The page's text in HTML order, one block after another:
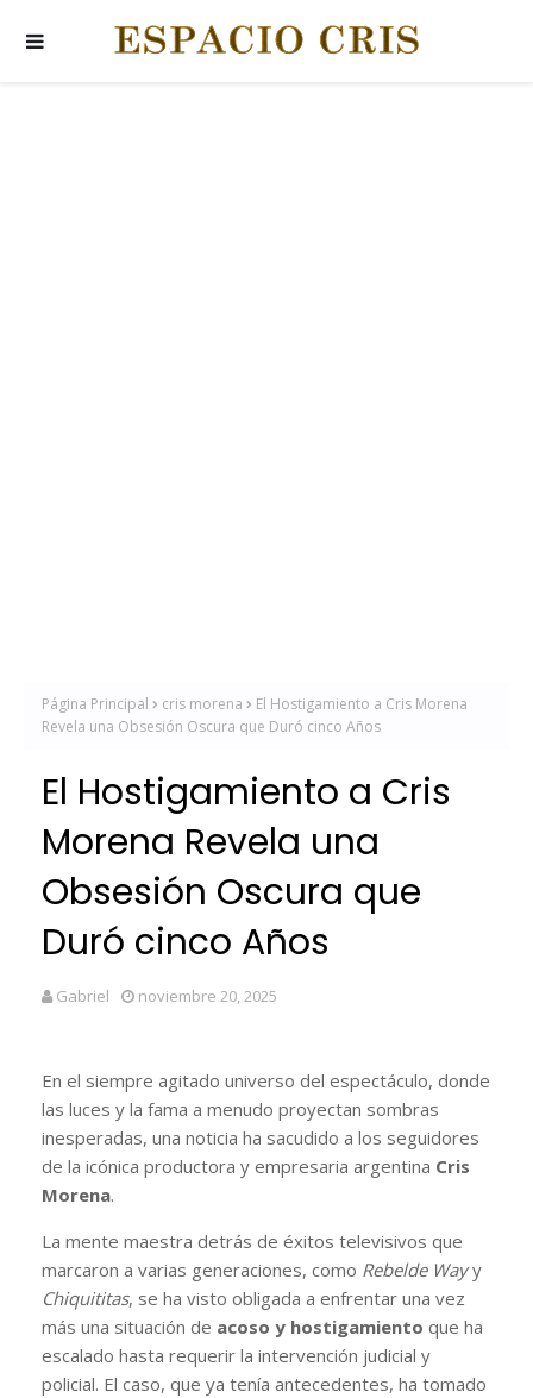
Página Principal cris morena
El Hostigamiento a Cris Morena
Revela una Obsesión Oscura que Duró cinco Años
El Hostigamiento a Cris
Morena Revela una
Obsesión Oscura que
Duró cinco Años
Gabriel noviembre 20, 2025
En el siempre agitado universo del espectáculo, donde
las luces y la fama a menudo proyectan sombras
inesperadas, una noticia ha sacudido a los seguidores
de la icónica productora y empresaria argentina Cris
Morena.
La mente maestra detrás de éxitos televisivos que
marcaron a varias generaciones, como Rebelde Wayy
Chiquititas, se ha visto obligada a enfrentar una vez
más una situación de acoso y hostigamiento que ha
escalado hasta requerir la intervención judicial y
policial. El caso, que ya tenía antecedentes, ha tomado